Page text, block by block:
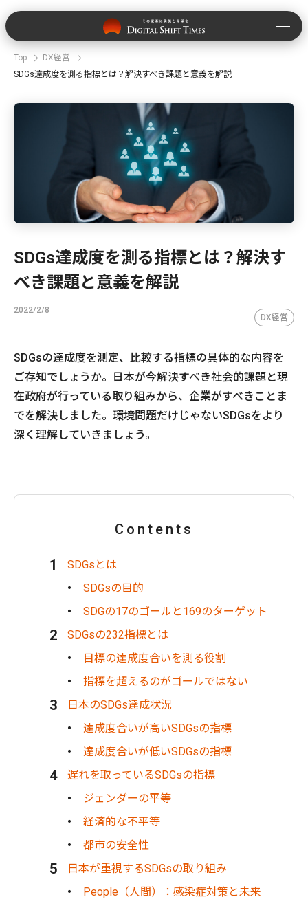
Top
DX経営
SDGs達成度を測る指標とは？解決すべき課題と意義を解説
SDGs達成度を測る指標とは？解決す
べき課題と意義を解説
2022/2/8
DX経営
SDGsの達成度を測定、比較する指標の具体的な内容を
ご存知でしょうか。日本が今解決すべき社会的課題と現
在政府が行っている取り組みから、企業がすべきことま
でを解決しました。環境問題だけじゃないSDGsをより
深く理解していきましょう。
Contents
SDGsとは
SDGsの目的
SDGの17のゴールと169のターゲット
SDGsの232指標とは
目標の達成度合いを測る役割
指標を超えるのがゴールではない
日本のSDGs達成状況
達成度合いが高いSDGsの指標
達成度合いが低いSDGsの指標
遅れを取っているSDGsの指標
ジェンダーの平等
経済的な不平等
都市の安全性
日本が重視するSDGsの取り組み
People（人間）：感染症対策と未来